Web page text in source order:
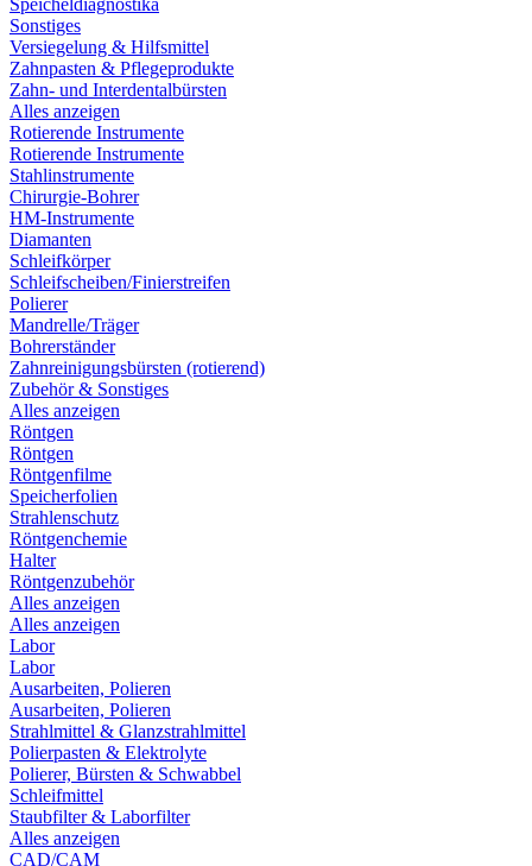
Speicheldiagnostika
Sonstiges
Versiegelung & Hilfsmittel
Zahnpasten & Pflegeprodukte
Zahn- und Interdentalbürsten
Alles anzeigen
Rotierende Instrumente
Rotierende Instrumente
Stahlinstrumente
Chirurgie-Bohrer
HM-Instrumente
Diamanten
Schleifkörper
Schleifscheiben/Finierstreifen
Polierer
Mandrelle/Träger
Bohrerständer
Zahnreinigungsbürsten (rotierend)
Zubehör & Sonstiges
Alles anzeigen
Röntgen
Röntgen
Röntgenfilme
Speicherfolien
Strahlenschutz
Röntgenchemie
Halter
Röntgenzubehör
Alles anzeigen
Alles anzeigen
Labor
Labor
Ausarbeiten, Polieren
Ausarbeiten, Polieren
Strahlmittel & Glanzstrahlmittel
Polierpasten & Elektrolyte
Polierer, Bürsten & Schwabbel
Schleifmittel
Staubfilter & Laborfilter
Alles anzeigen
CAD/CAM